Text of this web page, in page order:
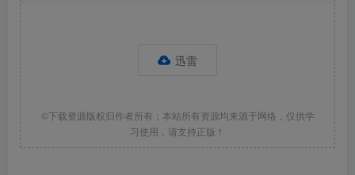
迅雷
©下载资源版权归作者所有；本站所有资源均来源于网络，仅供学
习使用，请支持正版！